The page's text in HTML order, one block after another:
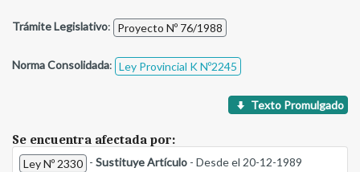
Trámite Legislativo: Proyecto Nº 76/1988
Norma Consolidada: Ley Provincial K Nº2245
Texto Promulgado
Se encuentra afectada por:
Ley Nº 2330 - Sustituye Artículo - Desde el 20-12-1989